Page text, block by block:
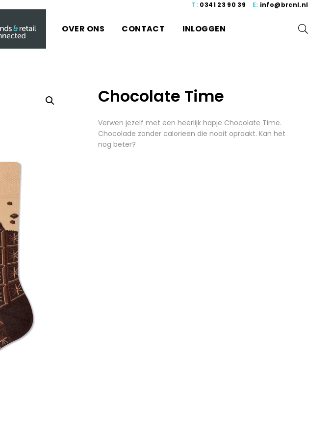
T: 0341 23 90 39 E: info@brcnl.nl
OVER ONS CONTACT INLOGGEN
Chocolate Time
Verwen jezelf met een heerlijk hapje Chocolate Time.
Chocolade zonder calorieën die nooit opraakt. Kan het
nog beter?